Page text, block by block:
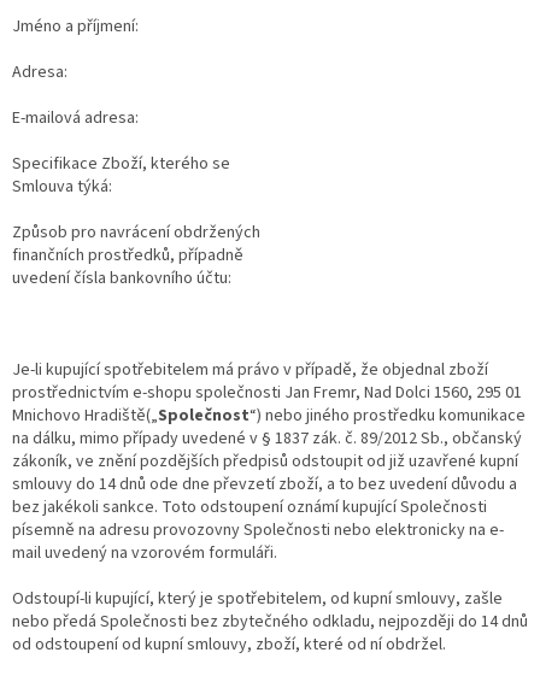
Jméno a příjmení:
Adresa:
E-mailová adresa:
Specifikace Zboží, kterého se
Smlouva týká:
Způsob pro navrácení obdržených
finančních prostředků, případně
uvedení čísla bankovního účtu:
Je-li kupující spotřebitelem má právo v případě, že objednal zboží
prostřednictvím e-shopu společnosti Jan Fremr, Nad Dolci 1560, 295 01
Mnichovo Hradiště(„Společnost“) nebo jiného prostředku komunikace
na dálku, mimo případy uvedené v § 1837 zák. č. 89/2012 Sb., občanský
zákoník, ve znění pozdějších předpisů odstoupit od již uzavřené kupní
smlouvy do 14 dnů ode dne převzetí zboží, a to bez uvedení důvodu a
bez jakékoli sankce. Toto odstoupení oznámí kupující Společnosti
písemně na adresu provozovny Společnosti nebo elektronicky na e-
mail uvedený na vzorovém formuláři.
Odstoupí-li kupující, který je spotřebitelem, od kupní smlouvy, zašle
nebo předá Společnosti bez zbytečného odkladu, nejpozději do 14 dnů
od odstoupení od kupní smlouvy, zboží, které od ní obdržel.